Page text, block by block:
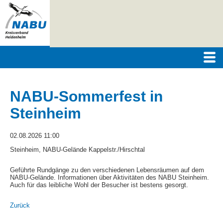
NABU-Sommerfest in
Steinheim
02.08.2026 11:00
Steinheim, NABU-Gelände Kappelstr./Hirschtal
Geführte Rundgänge zu den verschiedenen Lebensräumen auf dem
NABU-Gelände. Informationen über Aktivitäten des NABU Steinheim.
Auch für das leibliche Wohl der Besucher ist bestens gesorgt.
Zurück